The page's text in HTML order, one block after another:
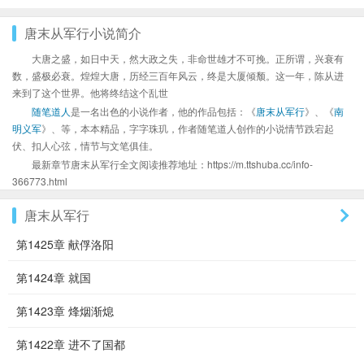
唐末从军行小说简介
大唐之盛，如日中天，然大政之失，非命世雄才不可挽。正所谓，兴衰有
数，盛极必衰。煌煌大唐，历经三百年风云，终是大厦倾颓。这一年，陈从进
来到了这个世界。他将终结这个乱世
随笔道人是一名出色的小说作者，他的作品包括：《唐末从军行》、《南
明义军》、等，本本精品，字字珠玑，作者随笔道人创作的小说情节跌宕起
伏、扣人心弦，情节与文笔俱佳。
最新章节唐末从军行全文阅读推荐地址：https://m.ttshuba.cc/info-
366773.html
唐末从军行
第1425章 献俘洛阳
第1424章 就国
第1423章 烽烟渐熄
第1422章 进不了国都